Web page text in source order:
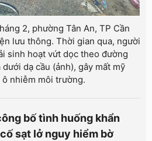
2, phường Tân An, TP Cần
lưu thông. Thời gian qua, người
sinh hoạt vứt dọc theo đường
dạ cầu (ảnh), gây mất mỹ
nhiễm môi trường.
bố tình huống khẩn
sạt lở nguy hiểm bờ